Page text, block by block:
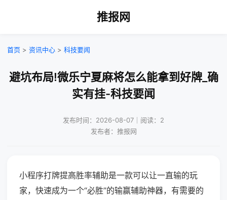
推报网
首页 > 资讯中心 > 科技要闻
避坑布局!微乐宁夏麻将怎么能拿到好牌_确
实有挂-科技要闻
发布时间：2026-08-07｜阅读：2
发布者：推报网
小程序打牌提高胜率辅助是一款可以让一直输的玩
家，快速成为一个“必胜”的输赢辅助神器，有需要的